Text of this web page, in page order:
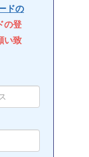
ドの
の登
い致